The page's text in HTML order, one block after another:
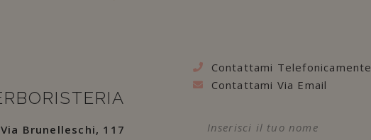
Via Brunelleschi, 117
Contattami Telefonicamente
Contattami Via Email